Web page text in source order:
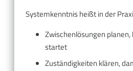
Systemkenntnis heißt in der
Zwischenlösungen
startet
Zuständigkeiten klären,